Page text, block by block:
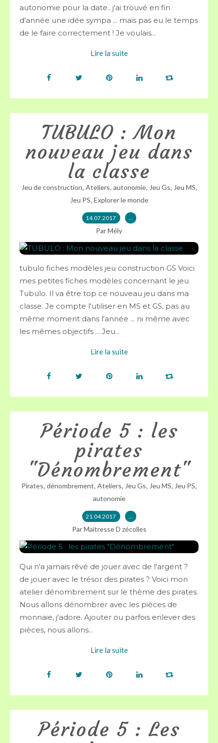
autonomie pour la date.. j'ai trouvé en fin
d'année une idée sympa ... mais pas eu le temps
de le faire correctement ! Je voulais...
Lire la suite
TUBULO : Mon
nouveau jeu dans
la classe
Jeu de construction, Ateliers, autonomie, Jeu Gs, Jeu MS,
Jeu PS, Explorer le monde
14.07.2017 …
Par Mély
tubulo fiches modèles jeu construction GS Voici
mes petites fiches modèles concernant le jeu
Tubulo. Il va être top ce nouveau jeu dans ma
classe. Je compte l'utiliser en MS et GS, pas au
même moment dans l'année ... ni même avec
les mêmes objectifs ... Jeu...
Lire la suite
Période 5 : les
pirates
"Dénombrement"
Pirates, dénombrement, Ateliers, Jeu Gs, Jeu MS, Jeu PS,
autonomie
21.04.2017 …
Par Maitresse D zécolles
Qui n'a jamais rêvé de jouer avec de l'argent ?
de jouer avec le trésor des pirates ? Voici mon
atelier dénombrement sur le thème des pirates.
Nous allons dénombrer avec les pièces de
monnaie, j'adore. Ajouter ou parfois enlever des
pièces, nous allons...
Lire la suite
Période 5 : Les